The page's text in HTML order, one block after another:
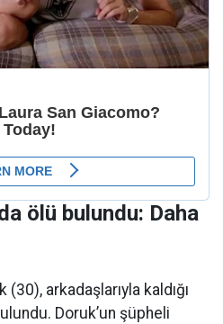
ölü bulundu: Daha
arkadaşlarıyla kaldığı
Doruk’un şüpheli